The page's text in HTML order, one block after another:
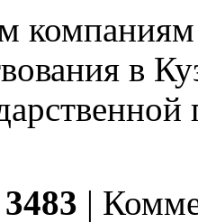
компаниям
в
3483 |